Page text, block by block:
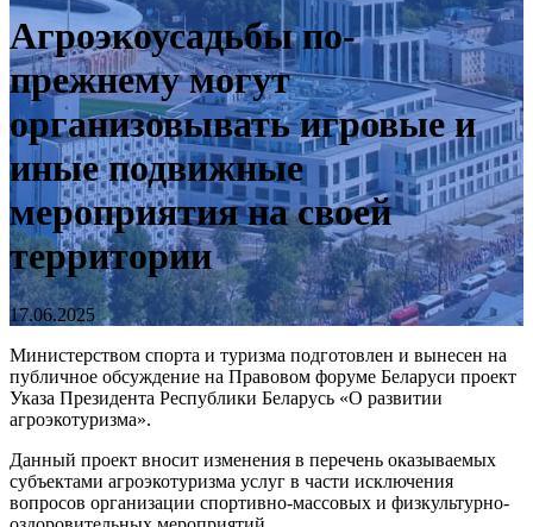
Агроэкоусадьбы по-
прежнему могут
организовывать игровые и
иные подвижные
мероприятия на своей
территории
17.06.2025
Министерством спорта и туризма подготовлен и вынесен на
публичное обсуждение на Правовом форуме Беларуси проект
Указа Президента Республики Беларусь «О развитии
агроэкотуризма».
Данный проект вносит изменения в перечень оказываемых
субъектами агроэкотуризма услуг в части исключения
вопросов организации спортивно-массовых и физкультурно-